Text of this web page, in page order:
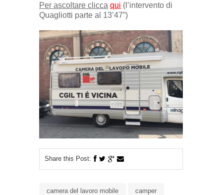
Per ascoltare clicca qui (l’intervento di
Quagliotti parte al 13’47”)
Share this Post:
camera del lavoro mobile camper